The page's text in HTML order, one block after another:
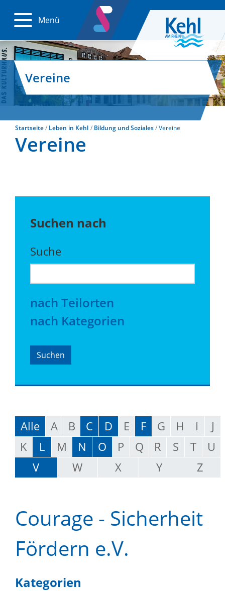
Menü
Vereine
Startseite Leben in Kehl Bildung und Soziales Vereine
Vereine
Suchen nach
Suche
nach Teilorten
nach Kategorien
Alle A B C D E F G H I
J
K
L M N O P Q R S T
U
V
W X Y Z
Courage - Sicherheit
Fördern e.V.
Kategorien